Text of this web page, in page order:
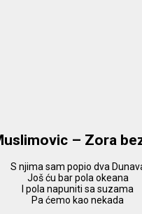
– Zora
S njima sam popio dva
Još ću bar pola okeana
I pola napuniti sa suzama
Pa ćemo kao nekada